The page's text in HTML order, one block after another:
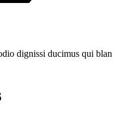
dignissi ducimus qui blan